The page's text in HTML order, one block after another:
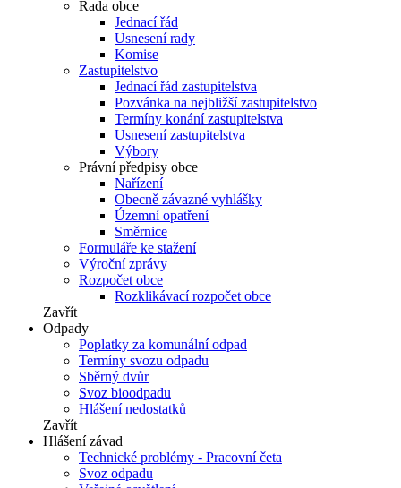
Rada obce
Jednací řád
Usnesení rady
Komise
Zastupitelstvo
Jednací řád zastupitelstva
Pozvánka na nejbližší zastupitelstvo
Termíny konání zastupitelstva
Usnesení zastupitelstva
Výbory
Právní předpisy obce
Nařízení
Obecně závazné vyhlášky
Územní opatření
Směrnice
Formuláře ke stažení
Výroční zprávy
Rozpočet obce
Rozklikávací rozpočet obce
Zavřít
Odpady
Poplatky za komunální odpad
Termíny svozu odpadu
Sběrný dvůr
Svoz bioodpadu
Hlášení nedostatků
Zavřít
Hlášení závad
Technické problémy - Pracovní četa
Svoz odpadu